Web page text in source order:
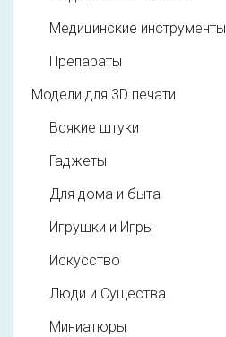
Медицинские инструменты
Препараты
Модели для 3D печати
Всякие штуки
Гаджеты
Для дома и быта
Игрушки и Игры
Искусство
Люди и Существа
Миниатюры